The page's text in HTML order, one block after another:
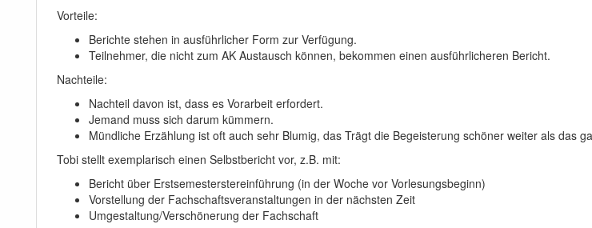
Vorteile:
Berichte stehen in ausführlicher Form zur Verfügung.
Teilnehmer, die nicht zum AK Austausch können, bekommen einen ausführlicheren Bericht.
Nachteile:
Nachteil davon ist, dass es Vorarbeit erfordert.
Jemand muss sich darum kümmern.
Mündliche Erzählung ist oft auch sehr Blumig, das Trägt die Begeisterung schöner weiter als das
Tobi stellt exemplarisch einen Selbstbericht vor, z.B. mit:
Bericht über Erstsemesterstereinführung (in der Woche vor Vorlesungsbeginn)
Vorstellung der Fachschaftsveranstaltungen in der nächsten Zeit
Umgestaltung/Verschönerung der Fachschaft